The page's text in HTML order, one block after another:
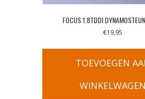
FOCUS 1.8TDDI
€19,95
TOEVOEGEN
WINKELWAGEN